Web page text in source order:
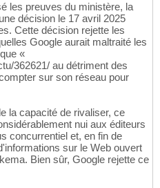
les preuves du ministère, la
décision le 17 avril 2025
Cette décision rejette les
Google aurait maltraité les
«
362621/ au détriment des
sur son réseau pour
la capacité de rivaliser, ce
nui aux éditeurs
concurrentiel et, en fin de
sur le Web ouvert
Bien sûr, Google rejette ce